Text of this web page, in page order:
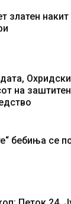
златен накит
на
бебиња се